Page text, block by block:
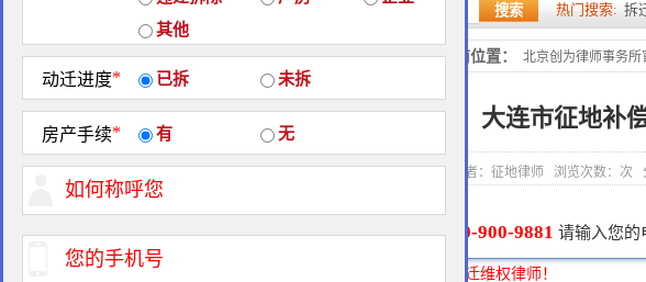
站内搜索： 热门搜索: 拆
地区政策 当前位置： 北京创为律师事务所
大连市征地补
2015-01-21 10:08 作者：征地律师 浏览次数： 次
免费法律咨询热线:400-900-9881 请输入您的
其他
动迁进度* 已拆 未拆
房产手续* 有 无